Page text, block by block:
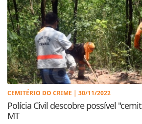
CEMITÉRIO DO CRIME | 30/11/2022
Polícia Civil descobre possível
MT